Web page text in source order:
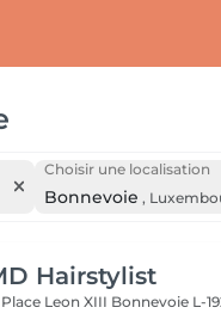
Choisir une localisation
Bonnevoie ,
Hairstylist
Place Leon XIII Bonnevoie L-